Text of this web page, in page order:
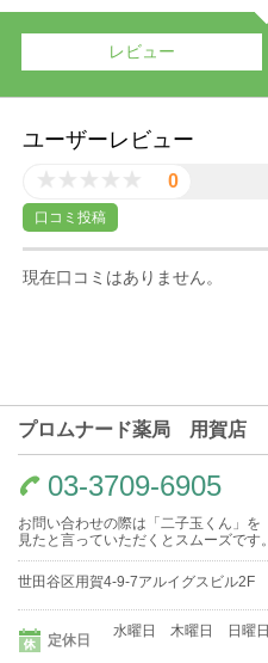
レビュー
ユーザーレビュー
0
口コミ投稿
現在口コミはありません。
プロムナード薬局 用賀店
03-3709-6905
お問い合わせの際は「二子玉くん」を
見たと言っていただくとスムーズです。
世田谷区用賀4-9-7アルイグスビル2F
定休日
水曜日 木曜日 日曜日